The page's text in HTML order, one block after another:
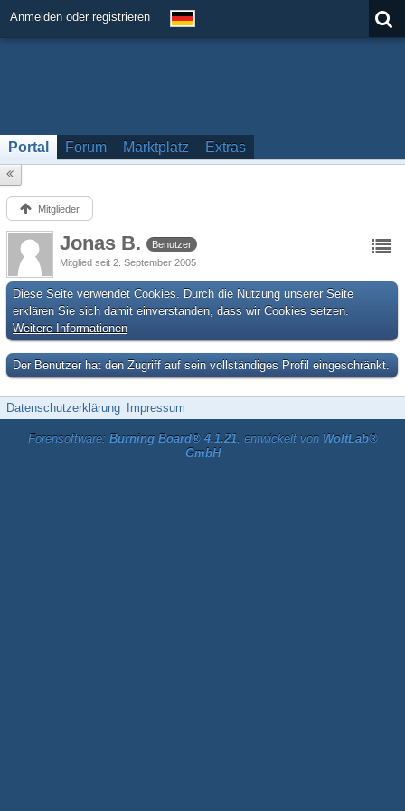
Anmelden oder registrieren
Portal Forum Marktplatz Extras
Mitglieder
Jonas B.
Benutzer
Mitglied seit 2. September 2005
Diese Seite verwendet Cookies. Durch die Nutzung unserer Seite
erklären Sie sich damit einverstanden, dass wir Cookies setzen.
Weitere Informationen
Der Benutzer hat den Zugriff auf sein vollständiges Profil eingeschränkt.
Datenschutzerklärung Impressum
Forensoftware: Burning Board® 4.1.21, entwickelt von WoltLab®
GmbH